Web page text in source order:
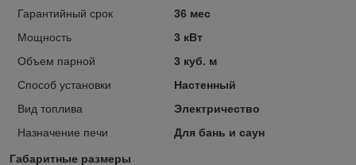
Гарантийный срок
36 мес
Мощность
3 кВт
Объем парной
3 куб. м
Способ установки
Настенный
Вид топлива
Электричество
Назначение печи
Для бань и саун
Габаритные размеры